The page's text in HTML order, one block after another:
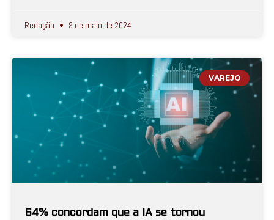
Redação 9 de maio de 2024
VAREJO
64% concordam que a IA se tornou